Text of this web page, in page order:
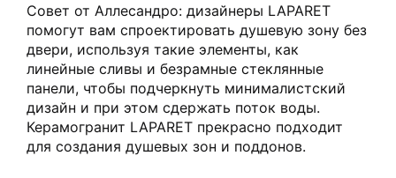
Совет от Аллесандро: дизайнеры LAPARET
помогут вам спроектировать душевую зону без
двери, используя такие элементы, как
линейные сливы и безрамные стеклянные
панели, чтобы подчеркнуть минималистский
дизайн и при этом сдержать поток воды.
Керамогранит LAPARET прекрасно подходит
для создания душевых зон и поддонов.